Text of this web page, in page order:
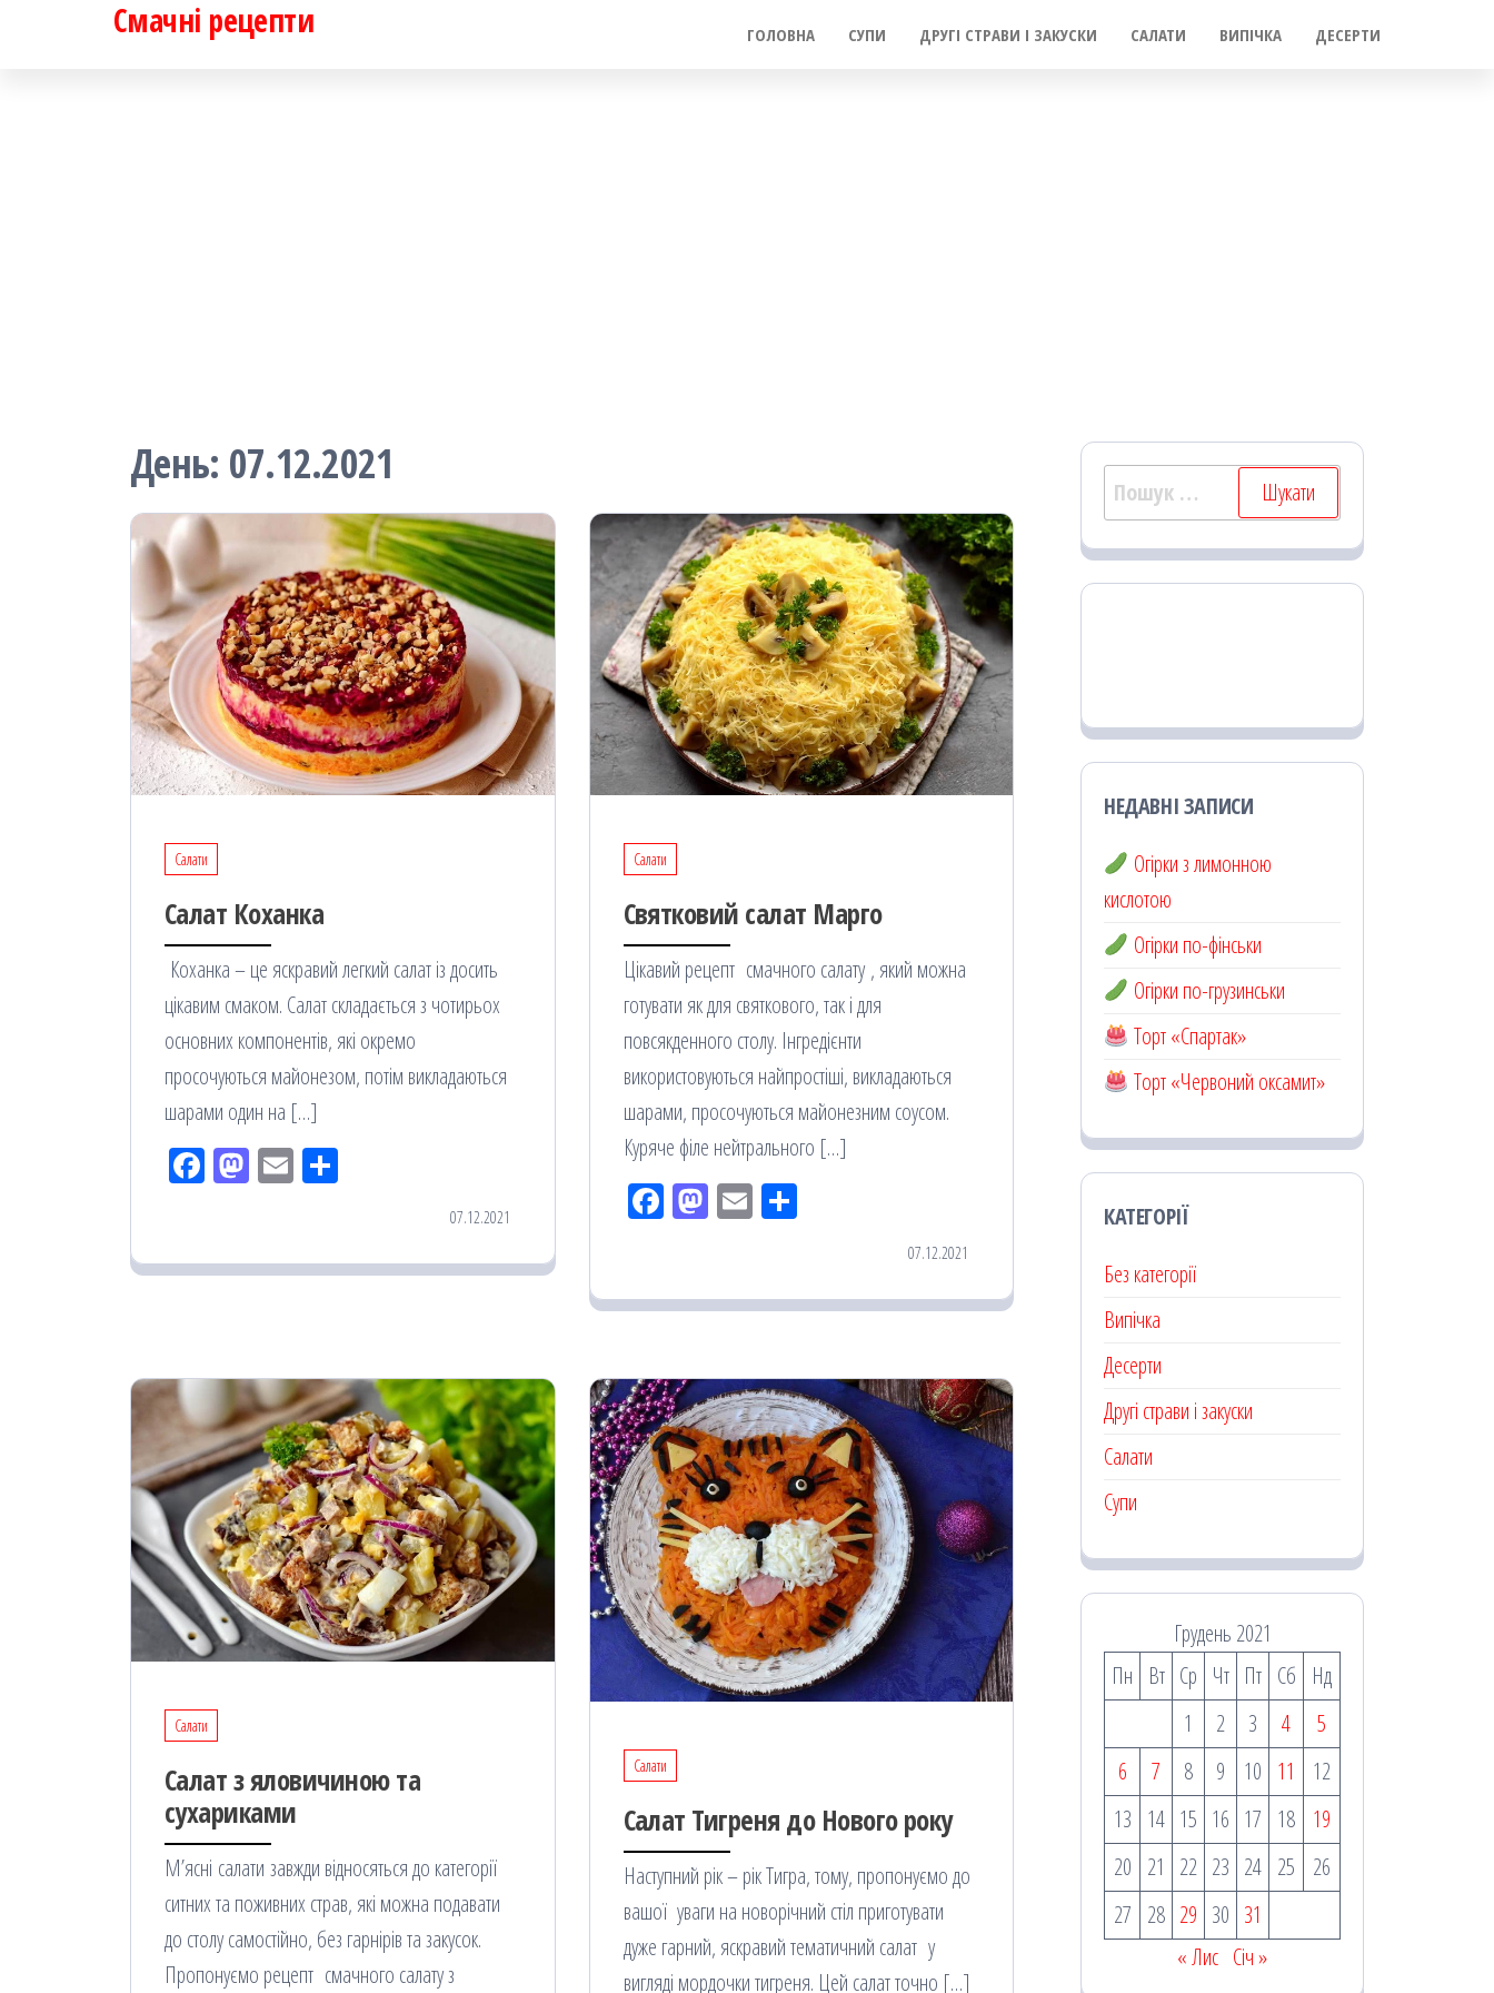
Смачні рецепти ГОЛОВНА СУПИ ДРУГІ СТРАВИ І ЗАКУСКИ САЛАТИ ВИПІЧКА ДЕСЕРТИ
День: 07.12.2021
Салати
Салат Коханка
Коханка – це яскравий легкий салат із досить
цікавим смаком. Салат складається з чотирьох
основних компонентів, які окремо
просочуються майонезом, потім викладаються
шарами один на […]
Fac
k
M
on
Em
ис
07.12.2021
Салати
Святковий салат Марго
Цікавий рецепт смачного салату , який можна
готувати як для святкового, так і для
повсякденного столу. Інгредієнти
використовуються найпростіші, викладаються
шарами, просочуються майонезним соусом.
Куряче філе нейтрального […]
Fac
k
M
on
EmПо
ис
07.12.2021
Салати
Салат з яловичиною та
сухариками
М’ясні салати завжди відносяться до категорії
ситних та поживних страв, які можна подавати
до столу самостійно, без гарнірів та закусок.
Пропонуємо рецепт смачного салату з
Салати
Салат Тигреня до Нового року
Наступний рік – рік Тигра, тому, пропонуємо до
вашої уваги на новорічний стіл приготувати
дуже гарний, яскравий тематичний салат у
вигляді мордочки тигреня. Цей салат точно […]
Пошук:
НЕДАВНІ ЗАПИСИ
Огірки з лимонною
кислотою
Огірки по-фінськи
Огірки по-грузинськи
Торт «Спартак»
Торт «Червоний оксамит»
КАТЕГОРІЇ
Без категорії
Випічка
Десерти
Другі страви і закуски
Салати
Супи
Грудень 2021
Пн
Вт Ср Чт Пт Сб
Нд
1
2 3 4
5
6
7 8 9 10 11
12
13 14 15 16 17 18
19
20 21 22 23 24 25
26
27 28 29 30 31
« Лис Січ »